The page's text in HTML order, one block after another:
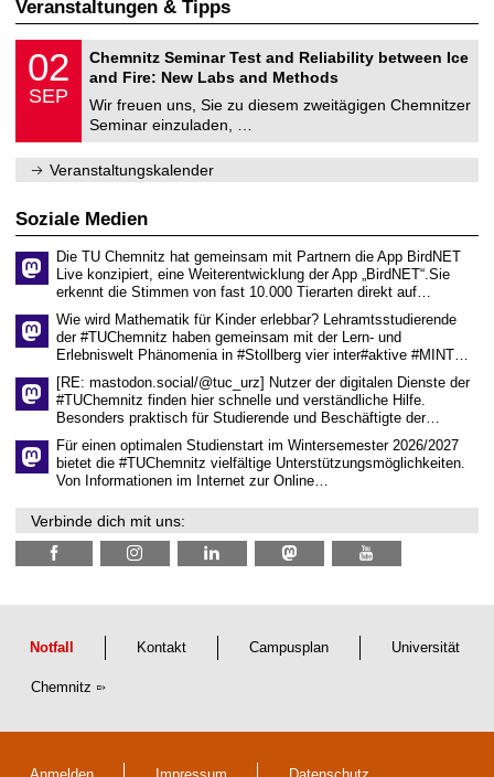
Veranstaltungen & Tipps
o
t
e
h
n
u
d
n
o
m
t
o
s
e
i
0
2
.
0
0
2
02
SEP
Chemnitz Seminar Test and Reliability between Ice
and Fire: New Labs and Methods
Wir freuen uns, Sie zu diesem zweitägigen Chemnitzer
Seminar einzuladen, …
Veranstaltungskalender
Soziale Medien
Die TU Chemnitz hat gemeinsam mit Partnern die App BirdNET
Live konzipiert, eine Weiterentwicklung der App „BirdNET“.Sie
erkennt die Stimmen von fast 10.000 Tierarten direkt auf…
Wie wird Mathematik für Kinder erlebbar? Lehramtsstudierende
der #TUChemnitz haben gemeinsam mit der Lern- und
Erlebniswelt Phänomenia in #Stollberg vier inter#aktive #MINT…
[RE: mastodon.social/@tuc_urz] Nutzer der digitalen Dienste der
#TUChemnitz finden hier schnelle und verständliche Hilfe.
Besonders praktisch für Studierende und Beschäftigte der…
Für einen optimalen Studienstart im Wintersemester 2026/2027
bietet die #TUChemnitz vielfältige Unterstützungsmöglichkeiten.
Von Informationen im Internet zur Online…
Verbinde dich mit uns:
Notfall Kontakt Campusplan Universität
Chemnitz